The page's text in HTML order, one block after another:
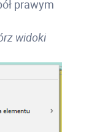
prawym
widoki